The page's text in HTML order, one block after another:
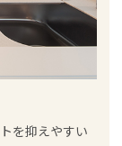
を抑えやすい